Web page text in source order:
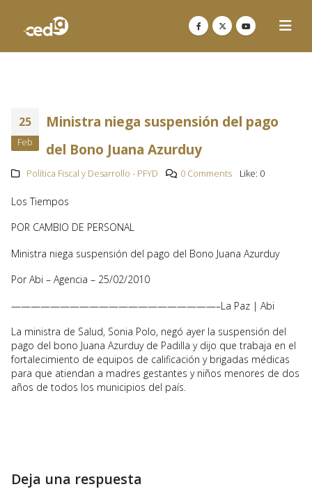
25
Feb
Ministra niega suspensión del pago
del Bono Juana Azurduy
Política Fiscal y Desarrollo - PFYD 0 Comments Like: 0
Los Tiempos
POR CAMBIO DE PERSONAL
Ministra niega suspensión del pago del Bono Juana Azurduy
Por Abi – Agencia – 25/02/2010
—————————————————————–La Paz | Abi
La ministra de Salud, Sonia Polo, negó ayer la suspensión del
pago del bono Juana Azurduy de Padilla y dijo que trabaja en el
fortalecimiento de equipos de calificación y brigadas médicas
para que atiendan a madres gestantes y niños menores de dos
años de todos los municipios del país.
Deja una respuesta